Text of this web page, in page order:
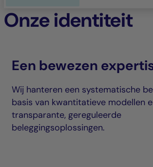
Onze identiteit
Een bewezen
Wij hanteren een systematische
basis van kwantitatieve modellen
transparante, gereguleerde
beleggingsoplossingen.